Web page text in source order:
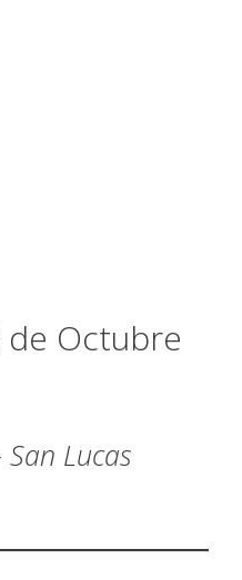
de Octubre
Lucas